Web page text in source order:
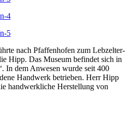
nach Pfaffenhofen zum Lebzelter-
Hipp. Das Museum befindet sich in
In dem Anwesen wurde seit 400
Handwerk betrieben. Herr Hipp
handwerkliche Herstellung von